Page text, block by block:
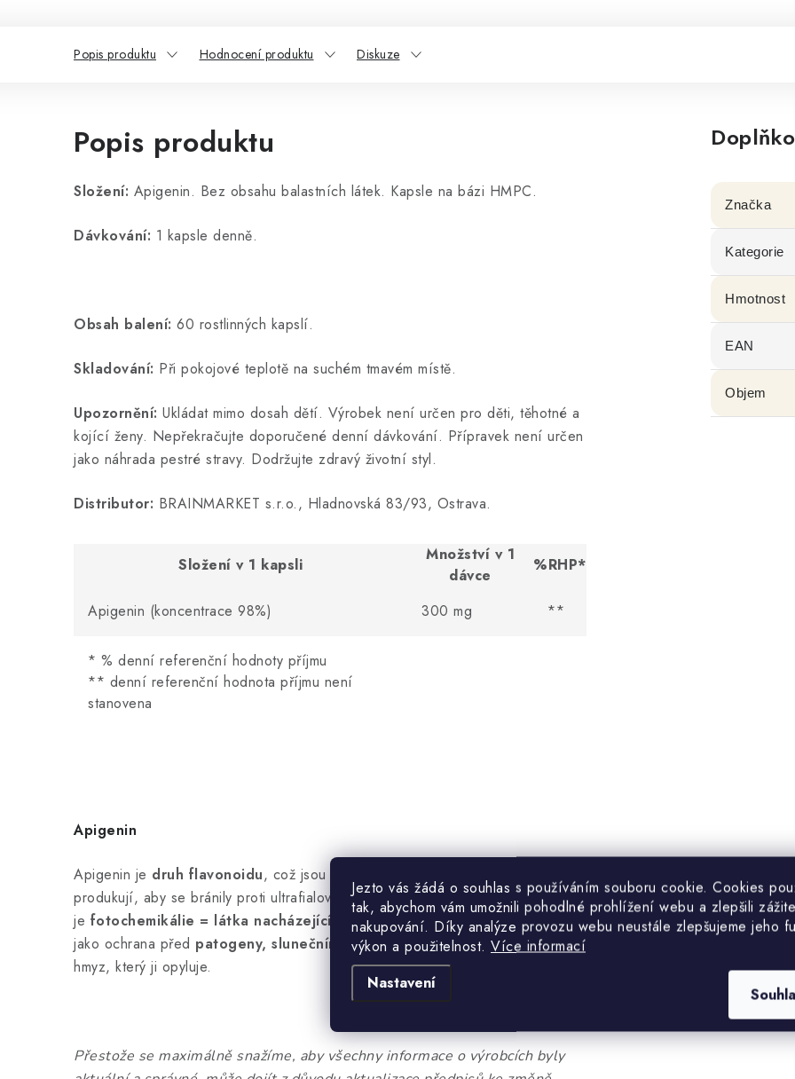
Jezto vás žádá o souhlas s používáním souboru cookie. Cookies
tak, abychom vám umožnili pohodlné prohlížení webu a zlepšili
nakupování. Díky analýze provozu webu neustále zlepšujeme jeho
výkon a použitelnost. Více informací
Nastavení
Popis produktu Hodnocení produktu Diskuze
Popis produktu
Složení: Apigenin. Bez obsahu balastních látek. Kapsle na bázi HMPC.
Dávkování: 1 kapsle denně.
Obsah balení: 60 rostlinných kapslí.
Skladování: Při pokojové teplotě na suchém tmavém místě.
Upozornění: Ukládat mimo dosah dětí. Výrobek není určen pro děti, těhotné a
kojící ženy. Nepřekračujte doporučené denní dávkování. Přípravek není určen
jako náhrada pestré stravy. Dodržujte zdravý životní styl.
Distributor: BRAINMARKET s.r.o., Hladnovská 83/93, Ostrava.
Složení v 1 kapsli
Množství v 1
dávce
%RHP*
Apigenin (koncentrace 98%) 300 mg **
* % denní referenční hodnoty příjmu
** denní referenční hodnota příjmu není
stanovena
Apigenin
Apigenin je druh flavonoidu, což jsou sloučeniny, které některé rostliny
produkují, aby se bránily proti ultrafialovému světlu a infekci. Flavonoid
je fotochemikálie = látka nacházející se v rostlinách, která rostlině slouží
jako ochrana před patogeny, slunečním zářením nebo jí také pomáhá nalákat
hmyz, který ji opyluje.
Přestože se maximálně snažíme, aby všechny informace o výrobcích byly
Značka
Kategorie
Hmotnost
EAN
Objem